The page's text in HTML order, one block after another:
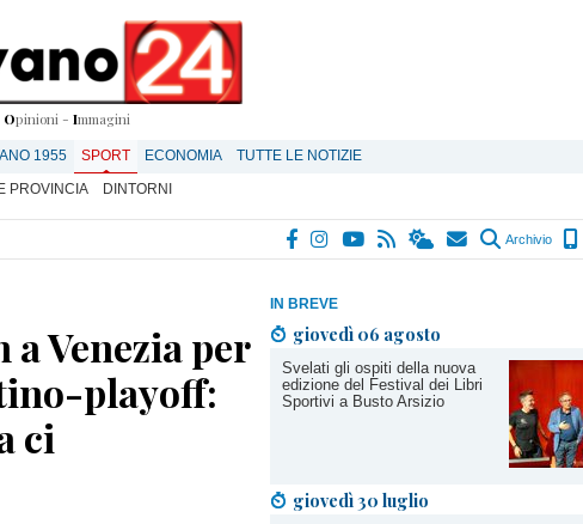
Opinioni - Immagini
1955 SPORT ECONOMIA
TUTTE LE NOTIZIE
PROVINCIA DINTORNI
Archivio
IN BREVE
giovedì 06 agosto
Svelati gli ospiti della nuova
edizione del Festival dei Libri
Sportivi a Busto Arsizio
giovedì 30 luglio
Venezia per
playoff:
ci